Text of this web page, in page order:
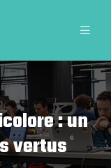
: un
vertus